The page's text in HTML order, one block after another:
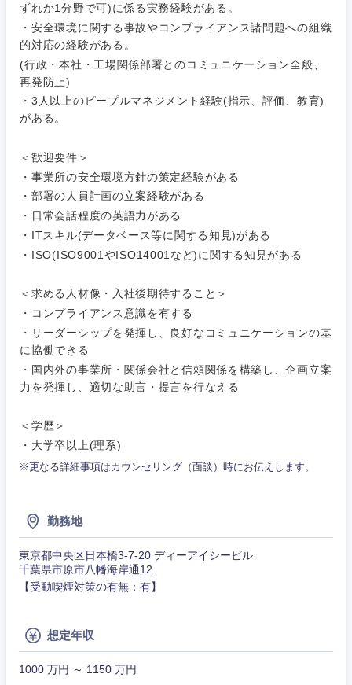
ずれか1分野で可)に係る実務経験がある。
・安全環境に関する事故やコンプライアンス諸問題への組織
的対応の経験がある。
(行政・本社・工場関係部署とのコミュニケーション全般、
再発防止)
・3人以上のピープルマネジメント経験(指示、評価、教育)
がある。
＜歓迎要件＞
・事業所の安全環境方針の策定経験がある
・部署の人員計画の立案経験がある
・日常会話程度の英語力がある
・ITスキル(データベース等に関する知見)がある
・ISO(ISO9001やISO14001など)に関する知見がある
＜求める人材像・入社後期待すること＞
・コンプライアンス意識を有する
・リーダーシップを発揮し、良好なコミュニケーションの基
に協働できる
・国内外の事業所・関係会社と信頼関係を構築し、企画立案
力を発揮し、適切な助言・提言を行なえる
＜学歴＞
・大学卒以上(理系)
※更なる詳細事項はカウンセリング（面談）時にお伝えします。
勤務地
東京都中央区日本橋3-7-20 ディーアイシービル
千葉県市原市八幡海岸通12
【受動喫煙対策の有無：有】
想定年収
1000 万円 ～ 1150 万円
くり）
金融専門
職
メディカ
ル
不動産専
門職
建設・施
工管理
その他
事務職広告・宣伝・印刷
マスメディア
エンターテイメント
法律・特許事務所・監査法人
人材・アウトソーシング
その他
関東地方
茨城県 栃木県
千葉県
神奈川県